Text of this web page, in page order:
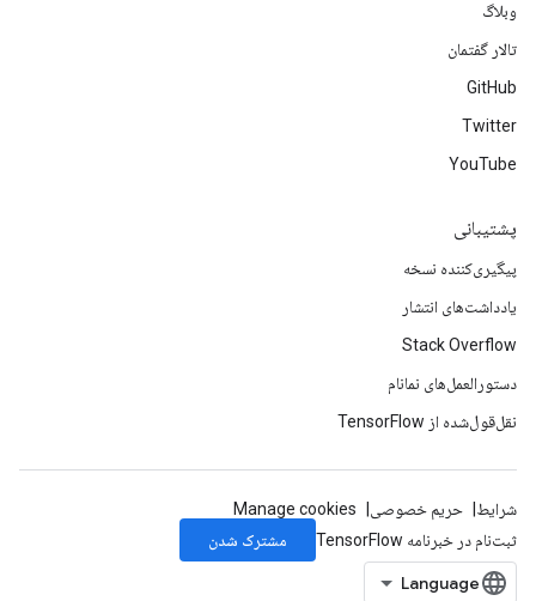
وبلاگ
تالار گفتمان
GitHub
Twitter
YouTube
پشتیبانی
پیگیری‌کننده نسخه
یادداشت‌های انتشار
Stack Overflow
دستورالعمل‌های نمانام
نقل‌قول‌شده از TensorFlow
شرایط حریم خصوصی
Manage cookies
ثبت‌نام در خبرنامه TensorFlow
مشترک شدن